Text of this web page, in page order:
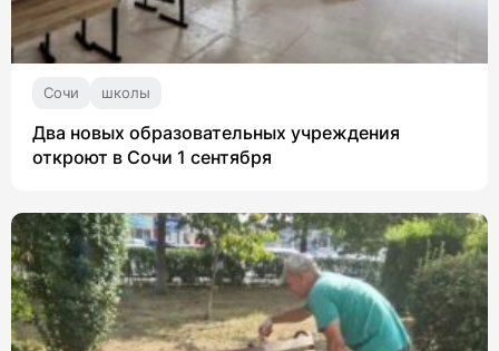
Сочи школы
Два новых образовательных учреждения
откроют в Сочи 1 сентября